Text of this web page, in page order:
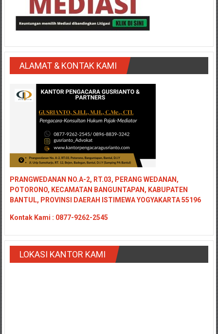
Damasyaraya/
Solok/
Selatan/Padang
barat/
Padang
Utara/
Kota
Bukittinggi/
Padang
panjang/
Kayutanam/
Baso/
Payakumbung/
pati/
Sarilamak/
Hulu
ALAMAT & KONTAK KAMI
PRANGWEDANAN NO.A-2, RT.03, PERANG WEDANAN,
POTORONO, KECAMATAN BANGUNTAPAN, KABUPATEN
BANTUL, PROVINSI DAERAH ISTIMEWA YOGYAKARTA 55196
Kontak Kami : 0877-9262-2545
LOKASI KANTOR KAMI